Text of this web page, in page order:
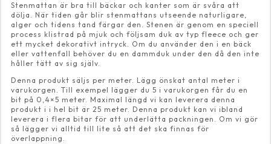
Stenmattan är bra till bäckar och kanter som är svåra att
dölja. När tiden går blir stenmattans utseende naturligare,
alger och tidens tand färgar den. Stenen är genom en speciell
process klistrad på mjuk och följsam duk av typ fleece och ger
ett mycket dekorativt intryck. Om du använder den i en bäck
eller vattenfall behöver du en dammduk under den då den inte
håller tätt av sig själv.
Denna produkt säljs per meter. Lägg önskat antal meter i
varukorgen. Till exempel lägger du 5 i varukorgen får du en
bit på 0,4×5 meter. Maximal längd vi kan leverera denna
produkt i i hel bit är 25 meter. Denna produkt kan vi ibland
leverera i flera bitar för att underlätta packningen. Om vi gör
så lägger vi alltid till lite så att det ska finnas för
överlappning.